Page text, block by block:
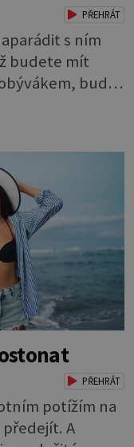
PŘEHRÁT
s ním
budete mít
bude
- 0,5 m
vlákno na výplň
nalepovacího
Přední
PŘEHRÁT
potížím na
A